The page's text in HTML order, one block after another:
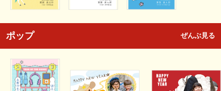
ポップ ぜんぶ見る